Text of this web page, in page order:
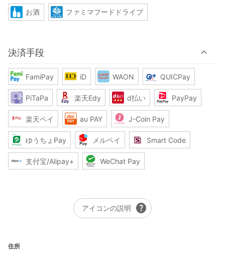
お酒 ファミマフードドライブ
決済手段
FamiPay iD WAON QUICPay
PiTaPa 楽天Edy d払い PayPay
楽天ペイ au PAY J-Coin Pay
ゆうちょPay メルペイ Smart Code
支付宝/Alipay+ WeChat Pay
アイコンの説明 help
住所